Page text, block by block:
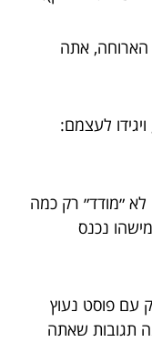
הארוחה, אתה
ויגידו לעצמם:
לא ״מודד״ רק כמה
נכנס
עם פוסט נעוץ
תגובות שאתה